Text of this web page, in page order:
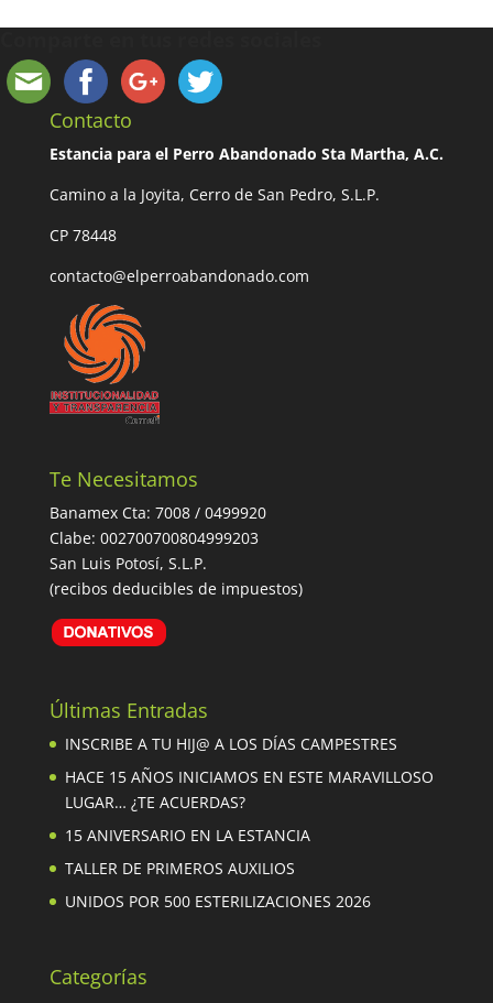
Contacto
Estancia para el Perro Abandonado Sta Martha, A.C.
Camino a la Joyita, Cerro de San Pedro, S.L.P.
CP 78448
contacto@elperroabandonado.com
Te Necesitamos
Banamex Cta: 7008 / 0499920
Clabe: 002700700804999203
San Luis Potosí, S.L.P.
(recibos deducibles de impuestos)
Últimas Entradas
INSCRIBE A TU HIJ@ A LOS DÍAS CAMPESTRES
HACE 15 AÑOS INICIAMOS EN ESTE MARAVILLOSO
LUGAR… ¿TE ACUERDAS?
15 ANIVERSARIO EN LA ESTANCIA
TALLER DE PRIMEROS AUXILIOS
UNIDOS POR 500 ESTERILIZACIONES 2026
Categorías